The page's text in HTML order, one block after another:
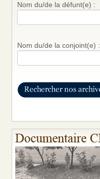
Nom du/de la défunt(e) :
Nom du/de la conjoint(e) :